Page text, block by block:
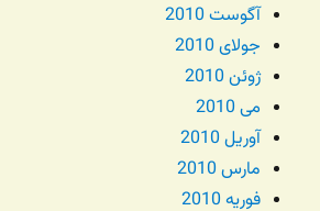
آگوست 2010
جولای 2010
ژوئن 2010
می 2010
آوریل 2010
مارس 2010
فوریه 2010